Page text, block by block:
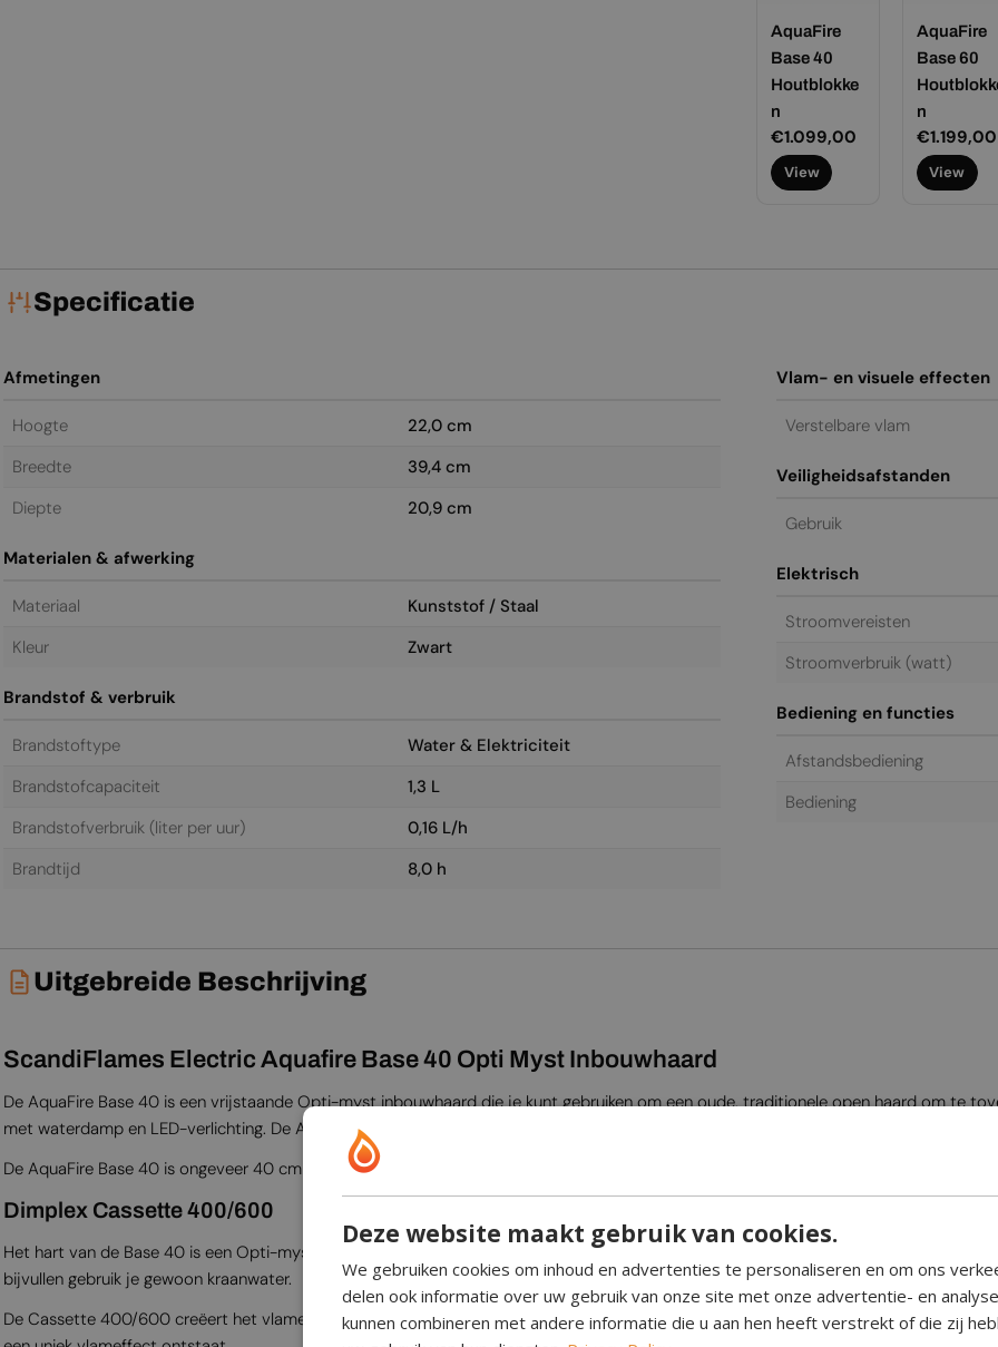
AquaFire
Base 40
Houtblokke
n
Normale
prijs
€1.099,00
View
AquaFire
Base 60
n
Normale
prijs
€1.199,00
View
Specificatie
Afmetingen
Hoogte
22,0 cm
Breedte
39,4 cm
Diepte
20,9 cm
Materialen & afwerking
Materiaal
Kunststof / Staal
Kleur
Zwart
Brandstof & verbruik
Brandstoftype
Water & Elektriciteit
Brandstofcapaciteit
1,3 L
Brandstofverbruik (liter per uur)
0,16 L/h
Brandtijd
8,0 h
Vlam- en visuele effecten
Verstelbare vlam
Veiligheidsafstanden
Gebruik
Elektrisch
Stroomvereisten
Stroomverbruik (watt)
Bediening en functies
Afstandsbediening
Bediening
Uitgebreide Beschrijving
ScandiFlames Electric Aquafire Base 40 Opti Myst Inbouwhaard
De AquaFire Base 40 is een vrijstaande Opti-myst inbouwhaard die je kunt gebruiken om een oude, traditionele open haard om te
met waterdamp en LED-verlichting. De AquaFire Base geeft geen warmte af, maar zorgt puur voor een visueel vlameffect.
De AquaFire Base 40 is ongeveer 40 cm breed en past in veel verschillende haarden.
Dimplex Cassette 400/600
Het hart van de Base 40 is een Opti-myst Cassette 400/600 branderunit, ontwikkeld door Dimplex. De cassette heeft een
bijvullen gebruik je gewoon kraanwater.
De Cassette 400/600 creëert het vlameffect met behulp van eenTransducer, die het water vernevelt via ultrasone trillingen. Het
Deze website maakt gebruik van cookies.
We gebruiken cookies om inhoud en advertenties te personaliseren en om ons
delen ook informatie over uw gebruik van onze site met onze advertentie- en
kunnen combineren met andere informatie die u aan hen heeft verstrekt of die zij